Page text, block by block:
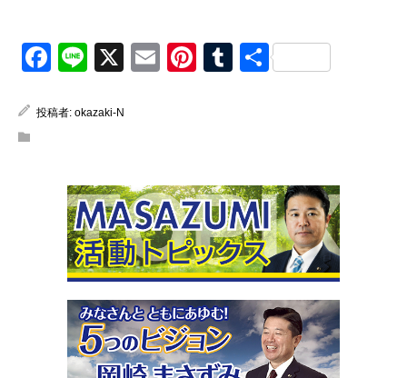
Facebook
Line
X EmailPinterest
Tumblr
共
投稿者: okazaki-N